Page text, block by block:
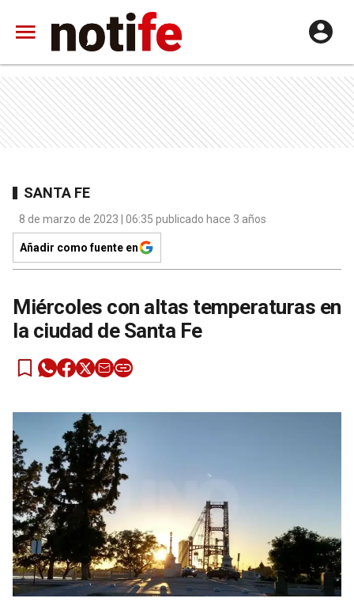
SANTA FE
8 de marzo de 2023 | 06:35 publicado hace 3 años
Añadir como fuente en
Miércoles con altas temperaturas en
la ciudad de Santa Fe